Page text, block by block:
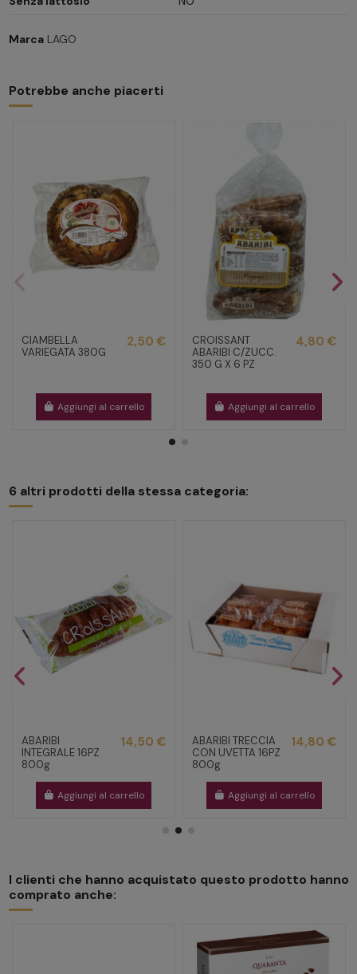
Marca LAGO
Potrebbe anche piacerti
CIAMBELLA
VARIEGATA 380G
2,50 €
Aggiungi al carrello
CROISSANT
ABARIBI C/ZUCC.
350 G X 6 PZ
4,80 €
Aggiungi al carrello
6 altri prodotti della stessa categoria:
ABARIBI
INTEGRALE 16PZ
800g
14,50 €
Aggiungi al carrello
ABARIBI TRECCIA
CON UVETTA 16PZ
800g
14,80 €
Aggiungi al carrello
I clienti che hanno acquistato questo prodotto hanno
comprato anche: